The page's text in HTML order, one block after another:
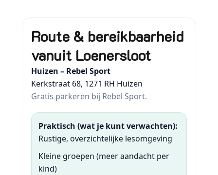
Route & bereikbaarheid
vanuit Loenersloot
Huizen – Rebel Sport
Kerkstraat 68, 1271 RH Huizen
Gratis parkeren bij Rebel Sport.
Praktisch (wat je kunt verwachten):
Rustige, overzichtelijke lesomgeving
Kleine groepen (meer aandacht per
kind)